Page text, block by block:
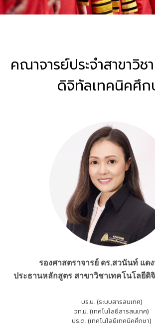
คณาจารย์ประจำสาขาวิช
ดิจิทัลเทคนิคศึก
รองศาสตราจารย์ ดร.สวนันท์ แดง
ประธานหลักสูตร สาขาวิชาเทคโนโลยีดิ
บธ.บ. (ระบบสารสนเทศ)
วท.ม. (เทคโนโลยีสารสนเทศ)
ปร.ด. (เทคโนโลยีเทคนิคศึกษา)